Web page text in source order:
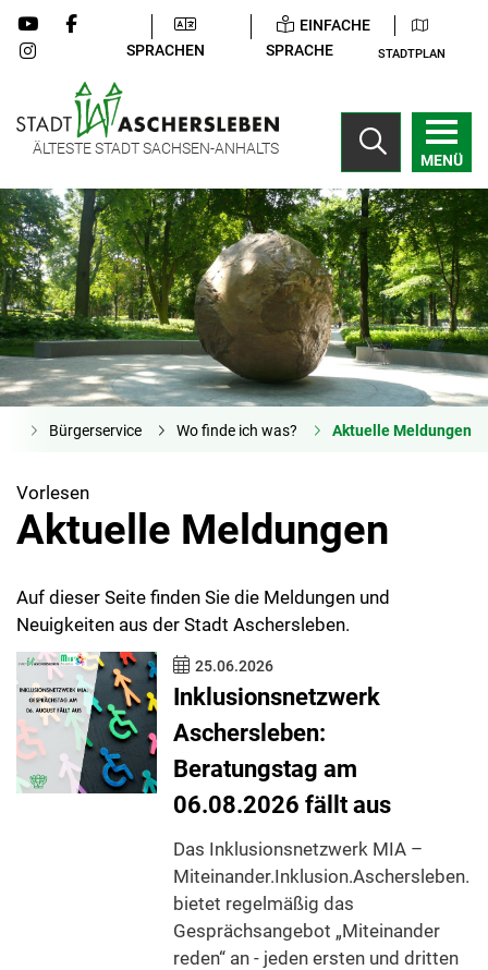
SPRACHEN
EINFACHE
SPRACHE
STADTPLAN
ÄLTESTE STADT SACHSEN-ANHALTS
MENÜ
Bürgerservice Wo finde ich was? Aktuelle Meldungen
Vorlesen
Aktuelle Meldungen
Auf dieser Seite finden Sie die Meldungen und
Neuigkeiten aus der Stadt Aschersleben.
25.06.2026
Inklusionsnetzwerk
Aschersleben:
Beratungstag am
06.08.2026 fällt aus
Das Inklusionsnetzwerk MIA –
Miteinander.Inklusion.Aschersleben.
bietet regelmäßig das
Gesprächsangebot „Miteinander
reden“ an - jeden ersten und dritten